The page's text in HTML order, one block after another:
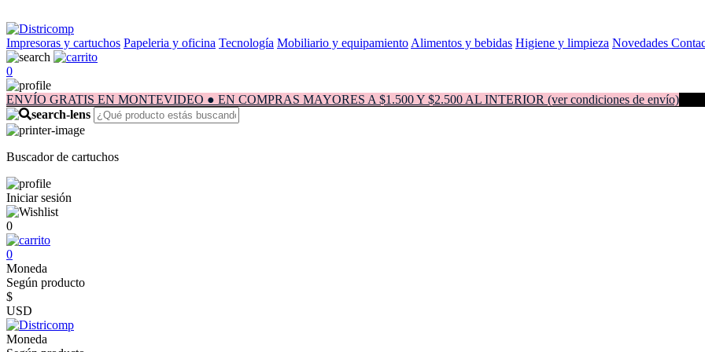
Impresoras y cartuchos Papeleria y oficina Tecnología Mobiliario y equipamiento Alimentos y bebidas Higiene y limpieza Novedades
0
ENVÍO GRATIS EN MONTEVIDEO ● EN COMPRAS MAYORES A $1.500 Y $2.500 AL INTERIOR (ver condiciones de envío)
Buscador de cartuchos
Iniciar sesión
0
0
Moneda
Según producto
$
USD
Moneda